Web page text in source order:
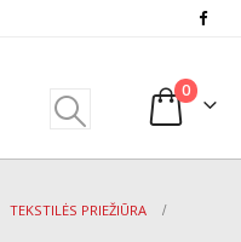
0
TEKSTILĖS PRIEŽIŪRA